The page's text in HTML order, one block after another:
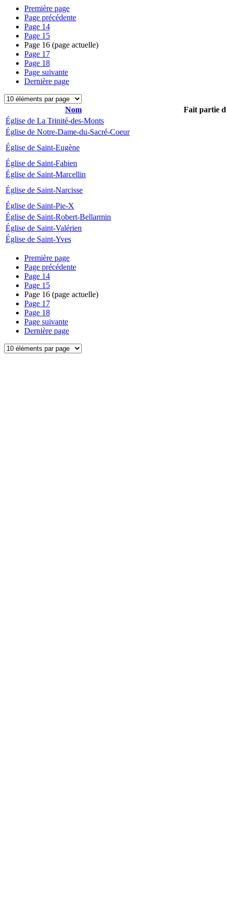
Première page
Page précédente
Page 14
Page 15
Page 16 (page actuelle)
Page 17
Page 18
Page suivante
Dernière page
Nom
Fait partie
Église de La Trinité-des-Monts
Église de Notre-Dame-du-Sacré-Coeur
Église de Saint-Eugène
Église de Saint-Fabien
Église de Saint-Marcellin
Église de Saint-Narcisse
Église de Saint-Pie-X
Église de Saint-Robert-Bellarmin
Église de Saint-Valérien
Église de Saint-Yves
Première page
Page précédente
Page 14
Page 15
Page 16 (page actuelle)
Page 17
Page 18
Page suivante
Dernière page